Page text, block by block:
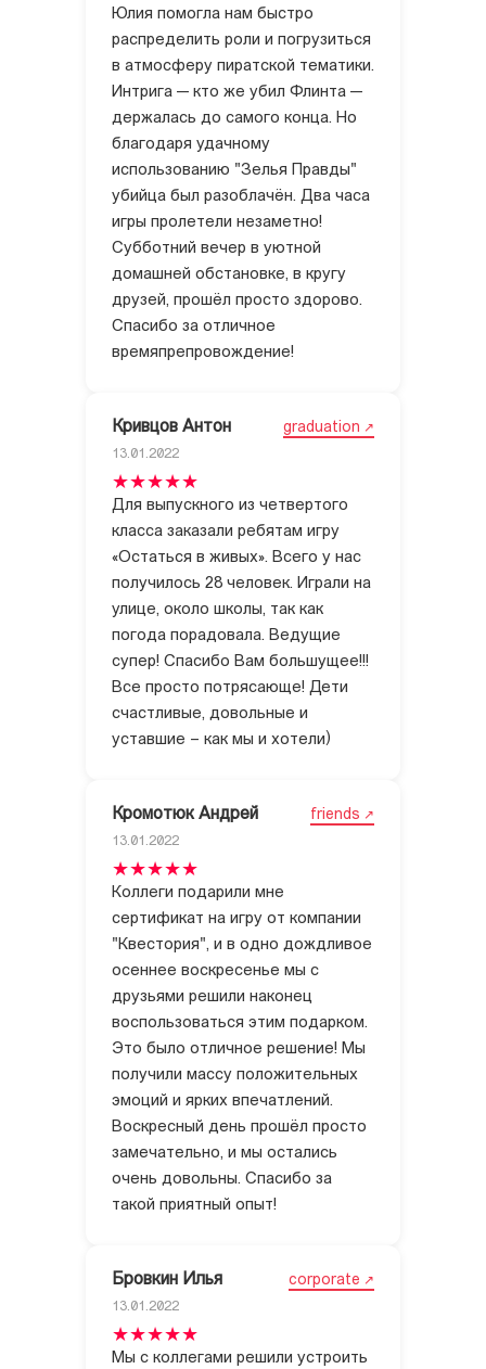
Юлия помогла нам быстро
распределить роли и погрузиться
в атмосферу пиратской тематики.
Интрига — кто же убил Флинта —
держалась до самого конца. Но
благодаря удачному
использованию "Зелья Правды"
убийца был разоблачён. Два часа
игры пролетели незаметно!
Субботний вечер в уютной
домашней обстановке, в кругу
друзей, прошёл просто здорово.
Спасибо за отличное
времяпрепровождение!
Кривцов Антон graduation
13.01.2022
Для выпускного из четвертого
класса заказали ребятам игру
«Остаться в живых». Всего у нас
получилось 28 человек. Играли на
улице, около школы, так как
погода порадовала. Ведущие
супер! Спасибо Вам большущее!!!
Все просто потрясающе! Дети
счастливые, довольные и
уставшие – как мы и хотели)
Кромотюк Андрей friends
13.01.2022
Коллеги подарили мне
сертификат на игру от компании
"Квестория", и в одно дождливое
осеннее воскресенье мы с
друзьями решили наконец
воспользоваться этим подарком.
Это было отличное решение! Мы
получили массу положительных
эмоций и ярких впечатлений.
Воскресный день прошёл просто
замечательно, и мы остались
очень довольны. Спасибо за
такой приятный опыт!
Бровкин Илья corporate
13.01.2022
Мы с коллегами решили устроить